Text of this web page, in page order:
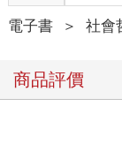
在〈早孕驗孕棒〉
喬依絲一直到八
像什麼都沒發生過
記憶度過餘生。我
電子書 ＞ 社會
商品評價